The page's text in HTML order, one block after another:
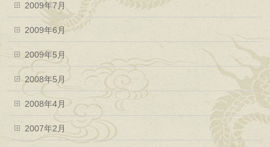
2009年7月
2009年6月
2009年5月
2008年5月
2008年4月
2007年2月